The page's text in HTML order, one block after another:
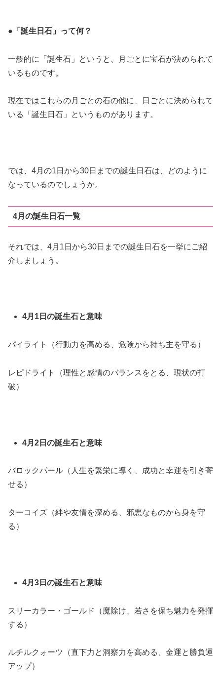
●「誕生日石」って何？
一般的に「誕生石」というと、月ごとに宝石が決められて
いるものです。
現在ではこれらの月ごとの石の他に、日ごとに決められて
いる「誕生日石」というものがあります。
では、4月の1日から30日までの誕生日石は、どのように
なっているのでしょうか。
4月の誕生日石一覧
それでは、4月1日から30日までの誕生日石を一挙にご紹
介しましょう。
4月1日の誕生石と意味
パイライト（行動力を高める、危険から持ち主を守る）
レピドライト（理性と感情のバランスをとる、現状の打
破）
4月2日の誕生石と意味
バロックパール（人生を繁栄に導く、成功と幸運を引き寄
せる）
ターコイズ（絆や友情を深める、邪悪なものから身を守
る）
4月3日の誕生石と意味
スリーカラー・ゴールド（魔除け、若さを保ち魅力を発揮
する）
ルチルクォーツ（直下力と洞察力を高める、金運と勝負運
アップ）